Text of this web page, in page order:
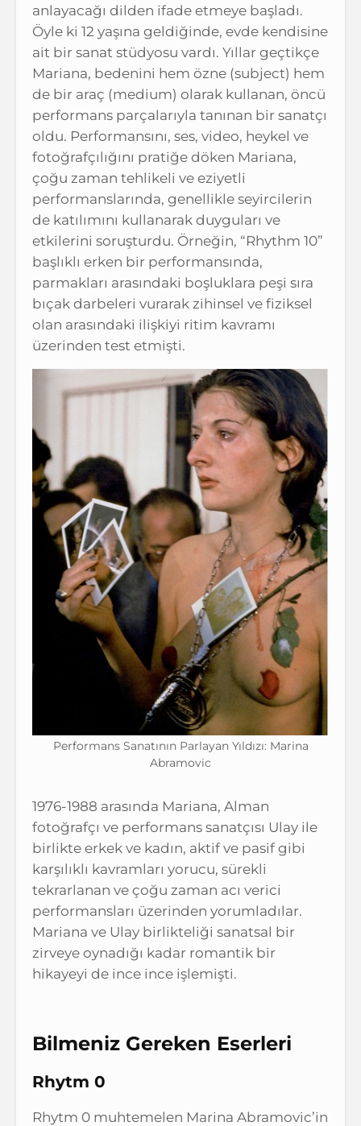
anlayacağı dilden ifade etmeye başladı.
Öyle ki 12 yaşına geldiğinde, evde kendisine
ait bir sanat stüdyosu vardı. Yıllar geçtikçe
Mariana, bedenini hem özne (subject) hem
de bir araç (medium) olarak kullanan, öncü
performans parçalarıyla tanınan bir sanatçı
oldu. Performansını, ses, video, heykel ve
fotoğrafçılığını pratiğe döken Mariana,
çoğu zaman tehlikeli ve eziyetli
performanslarında, genellikle seyircilerin
de katılımını kullanarak duyguları ve
etkilerini soruşturdu. Örneğin, “Rhythm 10”
başlıklı erken bir performansında,
parmakları arasındaki boşluklara peşi sıra
bıçak darbeleri vurarak zihinsel ve fiziksel
olan arasındaki ilişkiyi ritim kavramı
üzerinden test etmişti.
Performans Sanatının Parlayan Yıldızı: Marina
Abramovic
1976-1988 arasında Mariana, Alman
fotoğrafçı ve performans sanatçısı Ulay ile
birlikte erkek ve kadın, aktif ve pasif gibi
karşılıklı kavramları yorucu, sürekli
tekrarlanan ve çoğu zaman acı verici
performansları üzerinden yorumladılar.
Mariana ve Ulay birlikteliği sanatsal bir
zirveye oynadığı kadar romantik bir
hikayeyi de ince ince işlemişti.
Bilmeniz Gereken Eserleri
Rhytm 0
Rhytm 0 muhtemelen Marina Abramovic’in